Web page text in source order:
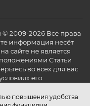
повышения удобства
2009-2026 Все права
информация несёт
сайте не является
Статьи
во всех для вас
его